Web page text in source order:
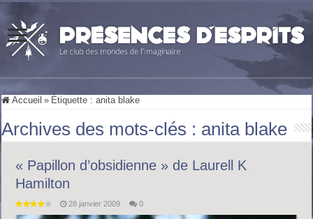
Accueil » Étiquette :anita blake
Archives des mots-clés : anita blake
« Papillon d’obsidienne » de Laurell K
Hamilton
28 janvier 2009 0